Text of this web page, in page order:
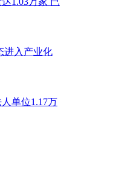
进入产业化
单位1.17万